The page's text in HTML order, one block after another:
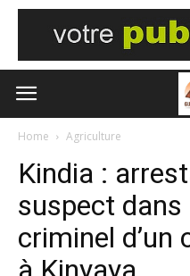
Home Agriculture
Kindia :
suspect dans
criminel d’un